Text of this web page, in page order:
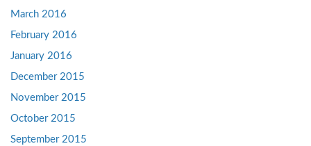
March 2016
February 2016
January 2016
December 2015
November 2015
October 2015
September 2015